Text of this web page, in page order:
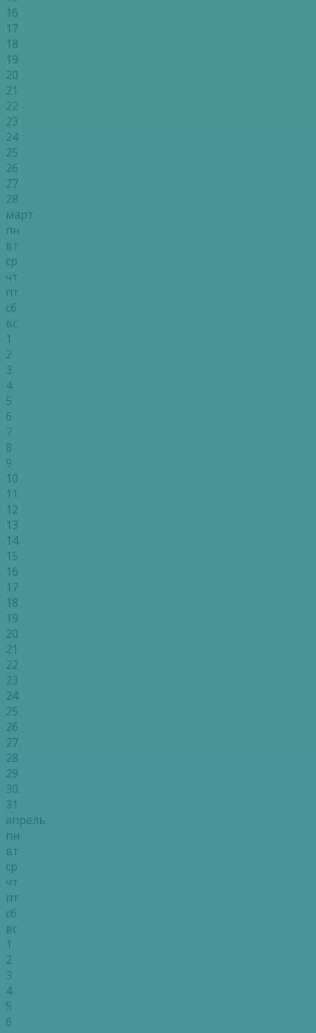
16
17
18
19
20
21
22
23
24
25
26
27
28
март
пн
вт
ср
чт
пт
сб
вс
1
2
3
4
5
6
7
8
9
10
11
12
13
14
15
16
17
18
19
20
21
22
23
24
25
26
27
28
29
30
31
апрель
пн
вт
ср
чт
пт
сб
вс
1
2
3
4
5
6